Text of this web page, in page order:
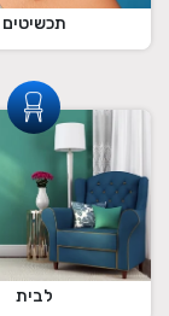
תכשיטים
לבית